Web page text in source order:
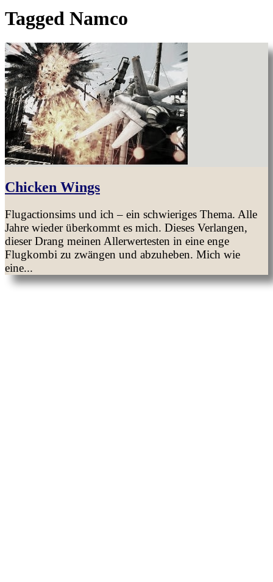
Tagged Namco
Chicken Wings
Flugactionsims und ich – ein schwieriges Thema. Alle
Jahre wieder überkommt es mich. Dieses Verlangen,
dieser Drang meinen Allerwertesten in eine enge
Flugkombi zu zwängen und abzuheben. Mich wie
eine...